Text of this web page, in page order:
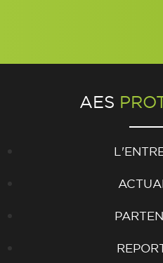
AES